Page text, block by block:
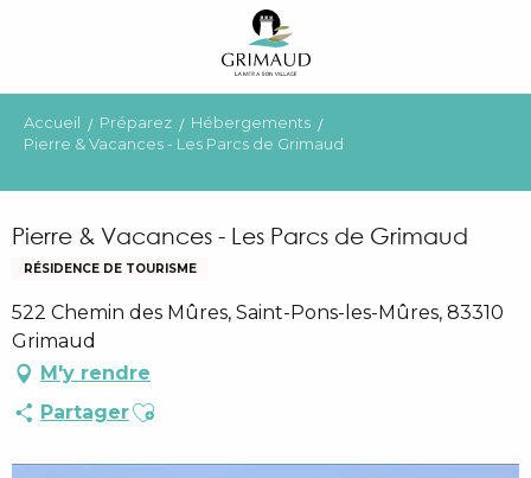
principal
Accueil Préparez
Hébergements
Pierre & Vacances - Les Parcs de Grimaud
Pierre & Vacances - Les Parcs de Grimaud
RÉSIDENCE DE TOURISME
522 Chemin des Mûres, Saint-Pons-les-Mûres, 83310
Grimaud
M'y rendre
PartagerAjouter aux favoris